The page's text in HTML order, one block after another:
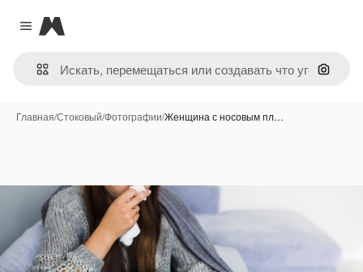
Close menu
Magnific
Поиск
Главная/Стоковый/Фотографии/Женщина с носовым пл…